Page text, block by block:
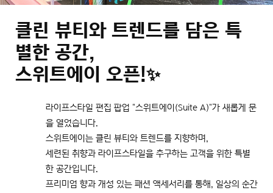
클린 뷰티와 트렌드를 담은 특
별한 공간,
스위트에이 오픈!✨
라이프스타일 편집 팝업 "스위트에이(Suite A)"가 새롭게 문
을 열었습니다.
스위트에이는 클린 뷰티와 트렌드를 지향하며,
세련된 취향과 라이프스타일을 추구하는 고객을 위한 특별
한 공간입니다.
프리미엄 향과 개성 있는 패션 액세서리를 통해, 일상의 순간